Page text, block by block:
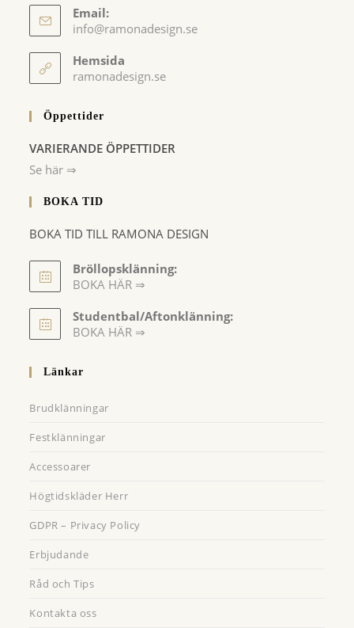
Email:
info@ramonadesign.seOpens
Hemsida
ramonadesign.se
Öppettider
VARIERANDE ÖPPETTIDER
Se här ⇒
BOKA TID
BOKA TID TILL RAMONA DESIGN
Bröllopsklänning:
BOKA HÄR ⇒
in
a
tab
Studentbal/Aftonklänning:
BOKA HÄR ⇒
Länkar
Brudklänningar
Festklänningar
Accessoarer
Högtidskläder Herr
GDPR – Privacy Policy
Erbjudande
Råd och Tips
Kontakta oss